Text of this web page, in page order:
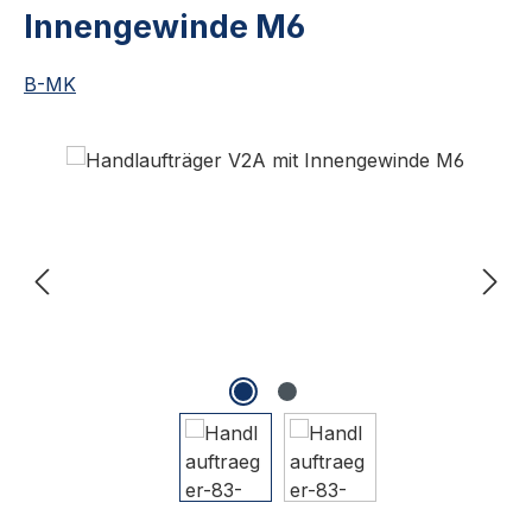
Innengewinde M6
B-MK